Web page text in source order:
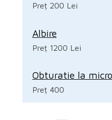
Preț 200 Lei
Albire
Preț 1200 Lei
Obturatie la
Preț 400